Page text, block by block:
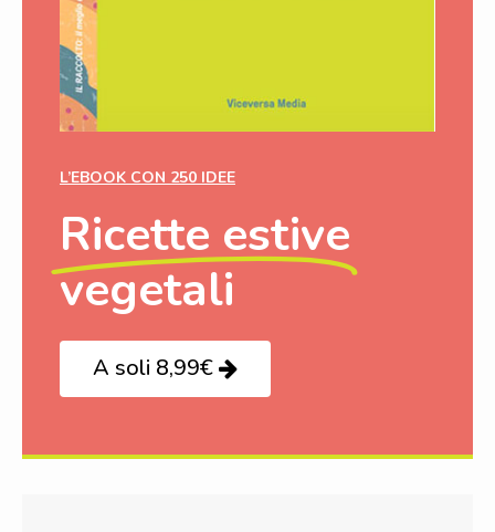
L’EBOOK CON 250 IDEE
Ricette estive
vegetali
A soli 8,99€